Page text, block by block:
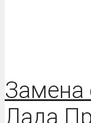
Замена
Лада